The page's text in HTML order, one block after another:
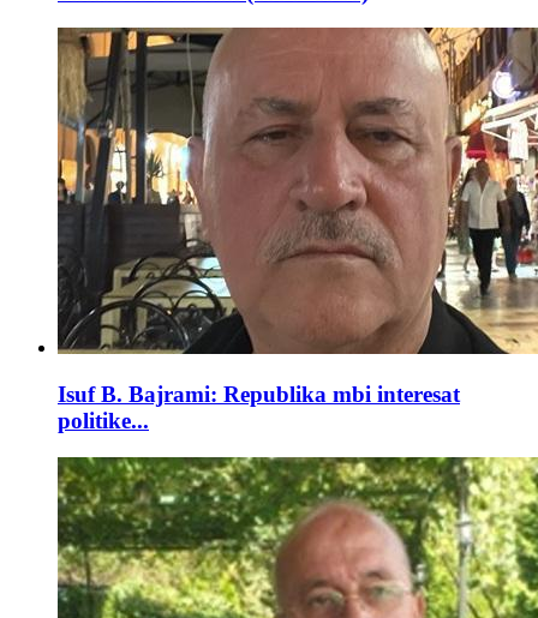
Isuf B. Bajrami: Republika mbi interesat
politike...